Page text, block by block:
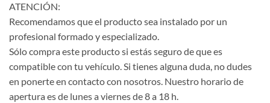
ATENCIÓN:
Recomendamos que el producto sea instalado por un
profesional formado y especializado.
Sólo compra este producto si estás seguro de que es
compatible con tu vehículo. Si tienes alguna duda, no dudes
en ponerte en contacto con nosotros. Nuestro horario de
apertura es de lunes a viernes de 8 a 18 h.